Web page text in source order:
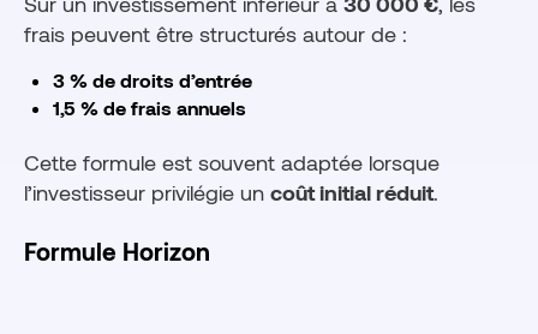
frais peuvent être structurés autour de :
3 % de droits d’entrée
1,5 % de frais annuels
Cette formule est souvent adaptée lorsque
l’investisseur privilégie un coût initial réduit.
Formule Horizon